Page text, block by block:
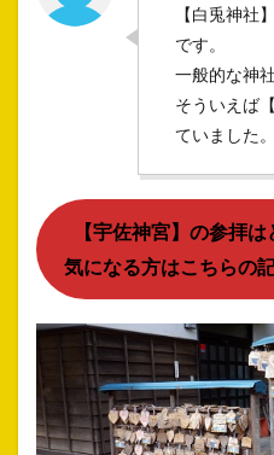
【白兎神社
です。
一般的な神
そういえば
ていました。
【宇佐神宮】の参拝
気になる方はこちらの